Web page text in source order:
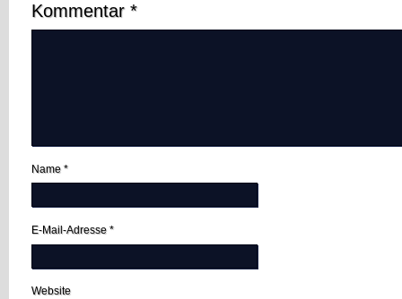
Kommentar *
Name *
E-Mail-Adresse *
Website